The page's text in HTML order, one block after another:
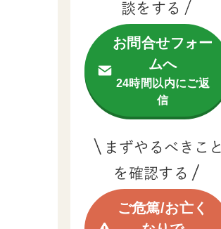
談をする
お問合せフォー
ムへ
24時間以内にご返
信
まずやるべきこと
を確認する
ご危篤/お亡く